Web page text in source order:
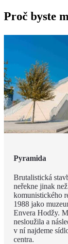
Proč byste
Pyramida
Brutalistická
neřekne jinak
komunistického
1988 jako
Envera Hodžy.
nesloužila a
v ní najdeme
centra.